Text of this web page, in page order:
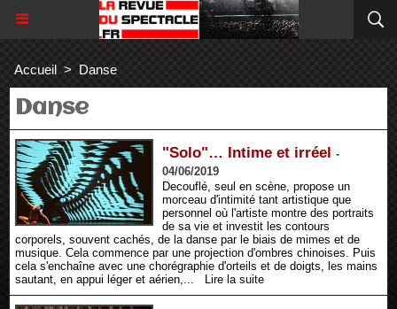
Accueil > Danse
Danse
"Solo"… Intime et irréel -
04/06/2019
Decouflé, seul en scène, propose un
morceau d'intimité tant artistique que
personnel où l'artiste montre des portraits
de sa vie et investit les contours
corporels, souvent cachés, de la danse par le biais de mimes et de
musique. Cela commence par une projection d'ombres chinoises. Puis
cela s'enchaîne avec une chorégraphie d'orteils et de doigts, les mains
sautant, en appui léger et aérien,...
Lire la suite